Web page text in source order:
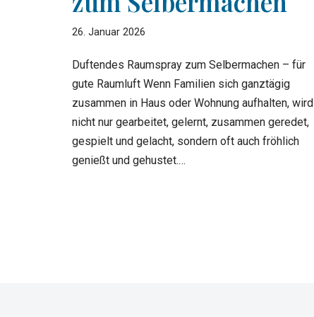
26. Januar 2026
Duftendes Raumspray zum Selbermachen – für
gute Raumluft Wenn Familien sich ganztägig
zusammen in Haus oder Wohnung aufhalten, wird
nicht nur gearbeitet, gelernt, zusammen geredet,
gespielt und gelacht, sondern oft auch fröhlich
genießt und gehustet.…